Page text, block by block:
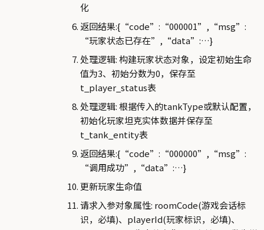
化
返回结果:{“code”:“000001”,“msg”:
“玩家状态已存在”,“data”:…}
处理逻辑: 构建玩家状态对象，设定初始生命
值为3、初始分数为0，保存至
t_player_status表
处理逻辑: 根据传入的tankType或默认配置，
初始化玩家坦克实体数据并保存至
t_tank_entity表
返回结果:{“code”:“000000”,“msg”:
“调用成功”,“data”:…}
更新玩家生命值
请求入参对象属性: roomCode(游戏会话标
识，必填)、playerId(玩家标识，必填)、